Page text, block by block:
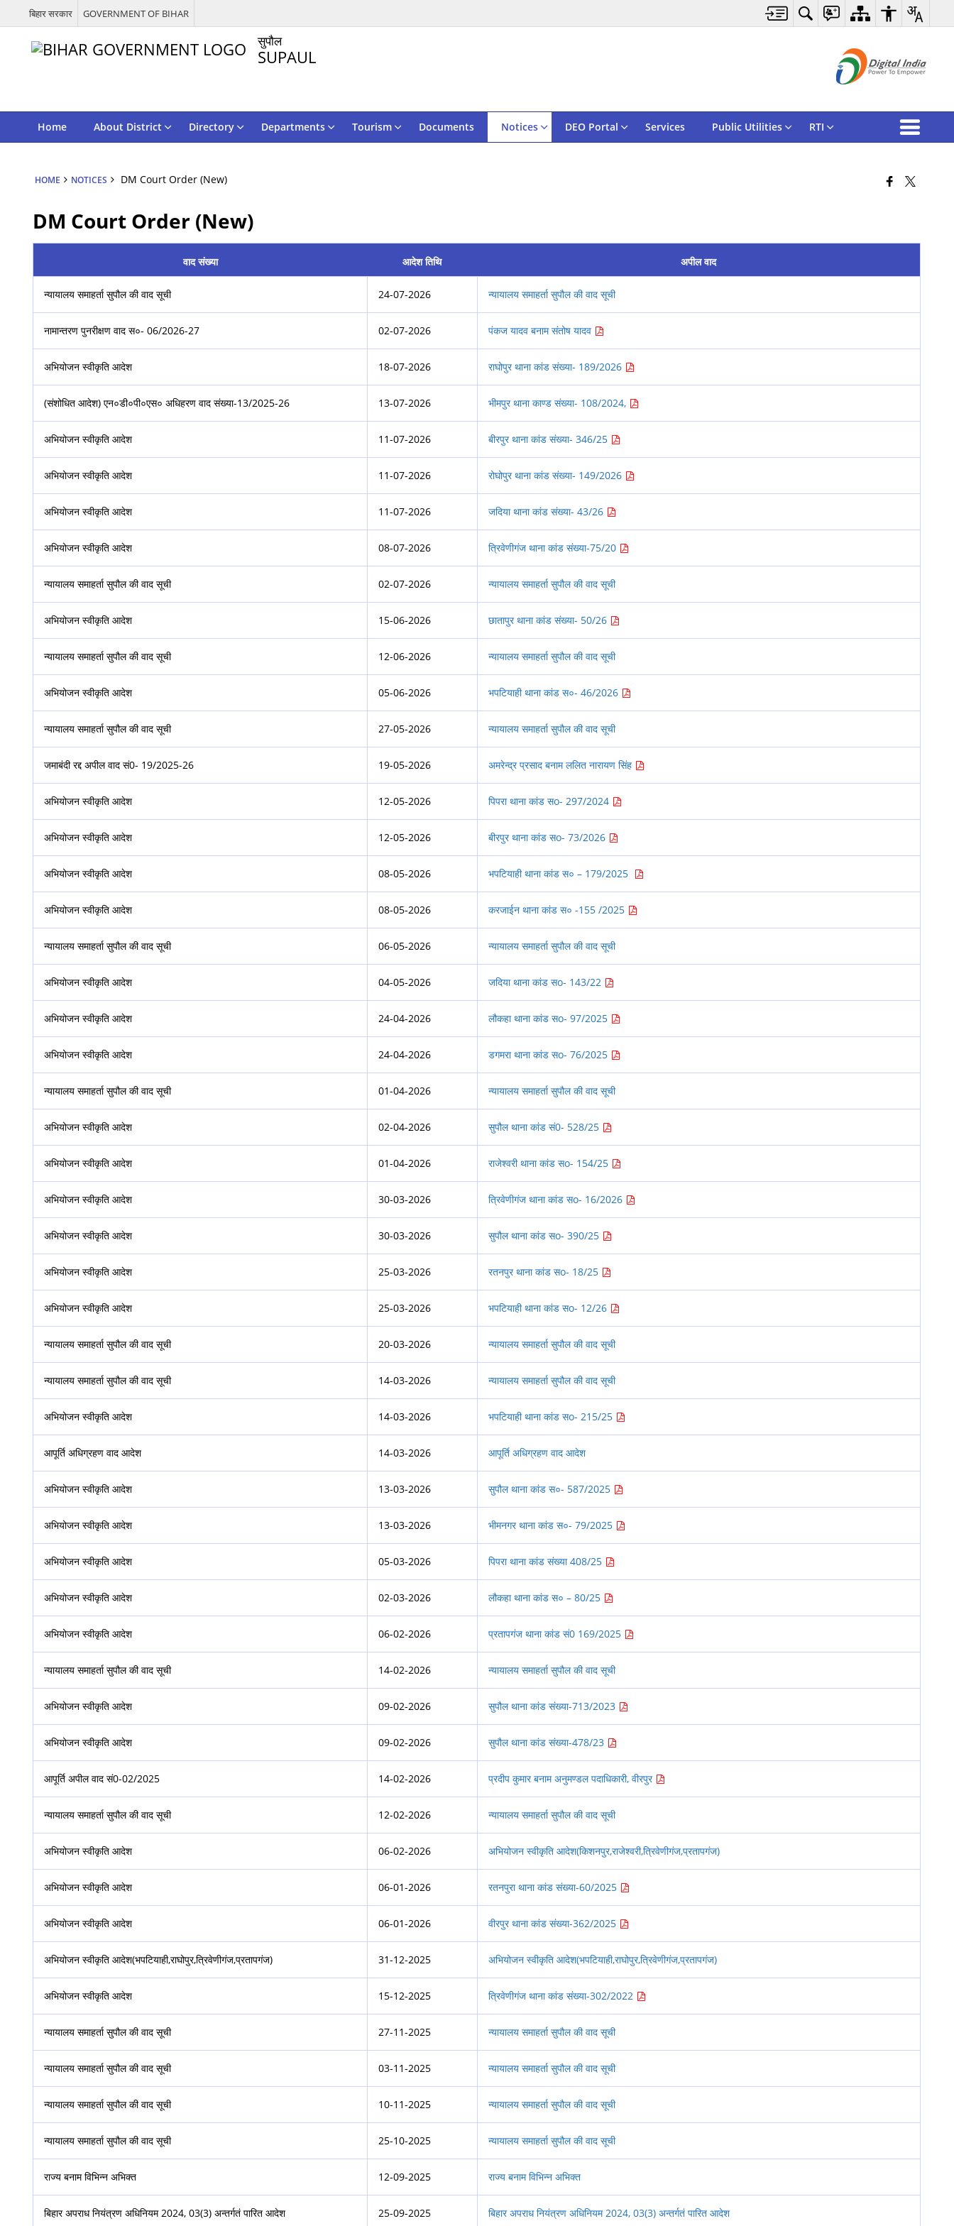
बिहार सरकार GOVERNMENT OF BIHAR
सुपौल
SUPAUL
Home About District Directory Departments Tourism Documents Notices DEO Portal Services Public Utilities RTI
HOME NOTICES DM Court Order (New)
DM Court Order (New)
वाद संख्या आदेश तिथि अपील वाद
न्यायालय समाहर्ता सुपौल की वाद सूची 24-07-2026 न्यायालय समाहर्ता सुपौल की वाद सूची
नामान्तरण पुनरीक्षण वाद स०- 06/2026-27 02-07-2026 पंकज यादव बनाम संतोष यादव
अभियोजन स्वीकृति आदेश 18-07-2026 राघोपुर थाना कांड संख्या- 189/2026
(संशोधित आदेश) एन०डी०पी०एस० अधिहरण वाद संख्या-13/2025-26 13-07-2026 भीमपुर थाना काण्ड संख्या- 108/2024,
अभियोजन स्वीकृति आदेश 11-07-2026 बीरपुर थाना कांड संख्या- 346/25
अभियोजन स्वीकृति आदेश 11-07-2026 रोघोपुर थाना कांड संख्या- 149/2026
अभियोजन स्वीकृति आदेश 11-07-2026 जदिया थाना कांड संख्या- 43/26
अभियोजन स्वीकृति आदेश 08-07-2026 त्रिवेणीगंज थाना कांड संख्या-75/20
न्यायालय समाहर्ता सुपौल की वाद सूची 02-07-2026 न्यायालय समाहर्ता सुपौल की वाद सूची
अभियोजन स्वीकृति आदेश 15-06-2026 छातापुर थाना कांड संख्या- 50/26
न्यायालय समाहर्ता सुपौल की वाद सूची 12-06-2026 न्यायालय समाहर्ता सुपौल की वाद सूची
अभियोजन स्वीकृति आदेश 05-06-2026 भपटियाही थाना कांड स०- 46/2026
न्यायालय समाहर्ता सुपौल की वाद सूची 27-05-2026 न्यायालय समाहर्ता सुपौल की वाद सूची
जमाबंदी रद्द अपील वाद सं0- 19/2025-26 19-05-2026 अमरेन्द्र प्रसाद बनाम ललित नारायण सिंह
अभियोजन स्वीकृति आदेश 12-05-2026 पिपरा थाना कांड सo- 297/2024
अभियोजन स्वीकृति आदेश 12-05-2026 बीरपुर थाना कांड सo- 73/2026
अभियोजन स्वीकृति आदेश 08-05-2026 भपटियाही थाना कांड स० – 179/2025
अभियोजन स्वीकृति आदेश 08-05-2026 करजाईन थाना कांड स० -155 /2025
न्यायालय समाहर्ता सुपौल की वाद सूची 06-05-2026 न्यायालय समाहर्ता सुपौल की वाद सूची
अभियोजन स्वीकृति आदेश 04-05-2026 जदिया थाना कांड सo- 143/22
अभियोजन स्वीकृति आदेश 24-04-2026 लौकहा थाना कांड सo- 97/2025
अभियोजन स्वीकृति आदेश 24-04-2026 डगमरा थाना कांड सo- 76/2025
न्यायालय समाहर्ता सुपौल की वाद सूची 01-04-2026 न्यायालय समाहर्ता सुपौल की वाद सूची
अभियोजन स्वीकृति आदेश 02-04-2026 सुपौल थाना कांड सं0- 528/25
अभियोजन स्वीकृति आदेश 01-04-2026 राजेश्वरी थाना कांड सo- 154/25
अभियोजन स्वीकृति आदेश 30-03-2026 त्रिवेणीगंज थाना कांड सo- 16/2026
अभियोजन स्वीकृति आदेश 30-03-2026 सुपौल थाना कांड सo- 390/25
अभियोजन स्वीकृति आदेश 25-03-2026 रतनपुर थाना कांड सo- 18/25
अभियोजन स्वीकृति आदेश 25-03-2026 भपटियाही थाना कांड सo- 12/26
न्यायालय समाहर्ता सुपौल की वाद सूची 20-03-2026 न्यायालय समाहर्ता सुपौल की वाद सूची
न्यायालय समाहर्ता सुपौल की वाद सूची 14-03-2026 न्यायालय समाहर्ता सुपौल की वाद सूची
अभियोजन स्वीकृति आदेश 14-03-2026 भपटियाही थाना कांड सo- 215/25
आपूर्ति अधिग्रहण वादआदेश 14-03-2026 आपूर्ति अधिग्रहण वादआदेश
अभियोजन स्वीकृति आदेश 13-03-2026 सुपौल थाना कांड स०- 587/2025
अभियोजन स्वीकृति आदेश 13-03-2026 भीमनगर थाना कांड स०- 79/2025
अभियोजन स्वीकृति आदेश 05-03-2026 पिपरा थाना कांड संख्या 408/25
अभियोजन स्वीकृति आदेश 02-03-2026 लौकहा थाना कांड स० – 80/25
अभियोजन स्वीकृति आदेश 06-02-2026 प्रतापगंज थाना कांड सं0 169/2025
न्यायालय समाहर्ता सुपौल की वाद सूची 14-02-2026 न्यायालय समाहर्ता सुपौल की वाद सूची
अभियोजन स्वीकृति आदेश 09-02-2026 सुपौल थाना कांड संख्या-713/2023
अभियोजन स्वीकृति आदेश 09-02-2026 सुपौल थाना कांड संख्या-478/23
आपूर्ति अपील वाद सं0-02/2025 14-02-2026 प्रदीप कुमार बनाम अनुमण्डल पदाधिकारी, वीरपुर
न्यायालय समाहर्ता सुपौल की वाद सूची 12-02-2026 न्यायालय समाहर्ता सुपौल की वाद सूची
अभियोजन स्वीकृति आदेश 06-02-2026 अभियोजन स्वीकृति आदेश(किशनपुर,राजेश्वरी,त्रिवेणीगंज,प्रतापगंज)
अभियोजन स्वीकृति आदेश 06-01-2026 रतनपुरा थाना कांड संख्या-60/2025
अभियोजन स्वीकृति आदेश 06-01-2026 वीरपुर थाना कांड संख्या-362/2025
अभियोजन स्वीकृति आदेश(भपटियाही,राघोपुर,त्रिवेणीगंज,प्रतापगंज) 31-12-2025 अभियोजन स्वीकृति आदेश(भपटियाही,राघोपुर,त्रिवेणीगंज,प्रतापगंज)
अभियोजन स्वीकृति आदेश 15-12-2025 त्रिवेणीगंज थाना कांड संख्या-302/2022
न्यायालय समाहर्ता सुपौल की वाद सूची 27-11-2025 न्यायालय समाहर्ता सुपौल की वाद सूची
न्यायालय समाहर्ता सुपौल की वाद सूची 03-11-2025 न्यायालय समाहर्ता सुपौल की वाद सूची
न्यायालय समाहर्ता सुपौल की वाद सूची 10-11-2025 न्यायालय समाहर्ता सुपौल की वाद सूची
न्यायालय समाहर्ता सुपौल की वाद सूची 25-10-2025 न्यायालय समाहर्ता सुपौल की वाद सूची
राज्य बनाम विभिन्न अभिक्त 12-09-2025 राज्य बनाम विभिन्न अभिक्त
बिहार अपराध नियंत्रण अधिनियम 2024, 03(3) अन्तर्गतं पारित आदेश 25-09-2025 बिहार अपराध नियंत्रण अधिनियम 2024, 03(3) अन्तर्गतं पारित आदेश